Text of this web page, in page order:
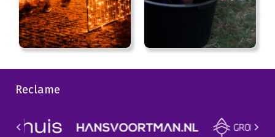
Reclame